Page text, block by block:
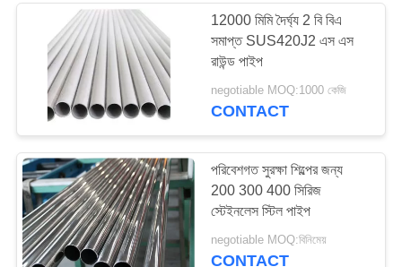
মিশ্র ইস্পাত প্লেট
12000 মিমি দৈর্ঘ্য 2 বি বিএ
সমাপ্ত SUS420J2 এস এস
রাউন্ড পাইপ
negotiable MOQ:1000 কেজি
CONTACT
পরিবেশগত সুরক্ষা শিল্পের জন্য
200 300 400 সিরিজ
স্টেইনলেস স্টিল পাইপ
negotiable MOQ:বিনিমেয়
CONTACT